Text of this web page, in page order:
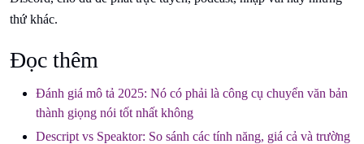
thứ khác.
Đọc thêm
Đánh giá mô tả 2025: Nó có phải là công cụ chuyển văn bản
thành giọng nói tốt nhất không
Descript vs Speaktor: So sánh các tính năng, giá cả và trường